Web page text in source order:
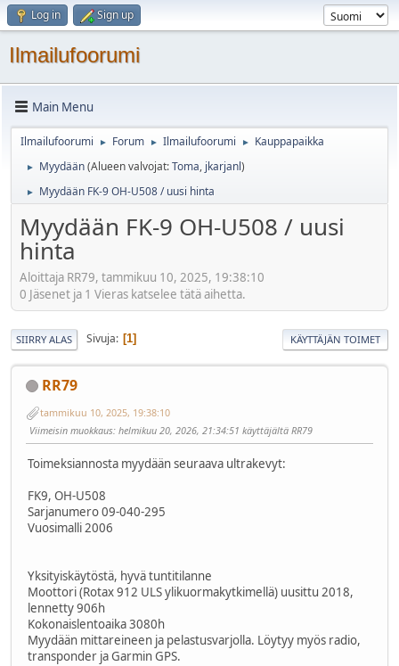
Log in Sign up
Ilmailufoorumi
Main Menu
Ilmailufoorumi ► Forum ► Ilmailufoorumi ► Kauppapaikka
► Myydään(Alueen valvojat:Toma, jkarjanl)
► Myydään FK-9 OH-U508 / uusi hinta
Myydään FK-9 OH-U508 / uusi
hinta
Aloittaja RR79, tammikuu 10, 2025, 19:38:10
0 Jäsenet ja 1 Vieras katselee tätä aihetta.
SIIRRY ALAS Sivuja 1 KÄYTTÄJÄN TOIMET
RR79
tammikuu 10, 2025, 19:38:10
Viimeisin muokkaus: helmikuu 20, 2026, 21:34:51 käyttäjältä RR79
Toimeksiannosta myydään seuraava ultrakevyt:
FK9, OH-U508
Sarjanumero 09-040-295
Vuosimalli 2006
Yksityiskäytöstä, hyvä tuntitilanne
Moottori (Rotax 912 ULS ylikuormakytkimellä) uusittu 2018,
lennetty 906h
Kokonaislentoaika 3080h
Myydään mittareineen ja pelastusvarjolla. Löytyy myös radio,
transponder ja Garmin GPS.